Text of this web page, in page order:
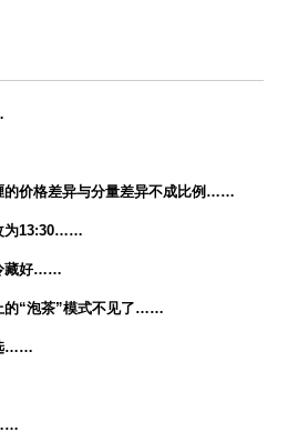
的价格差异与分量差异不成比例……
为13:30……
藏好……
的“泡茶”模式不见了……
……